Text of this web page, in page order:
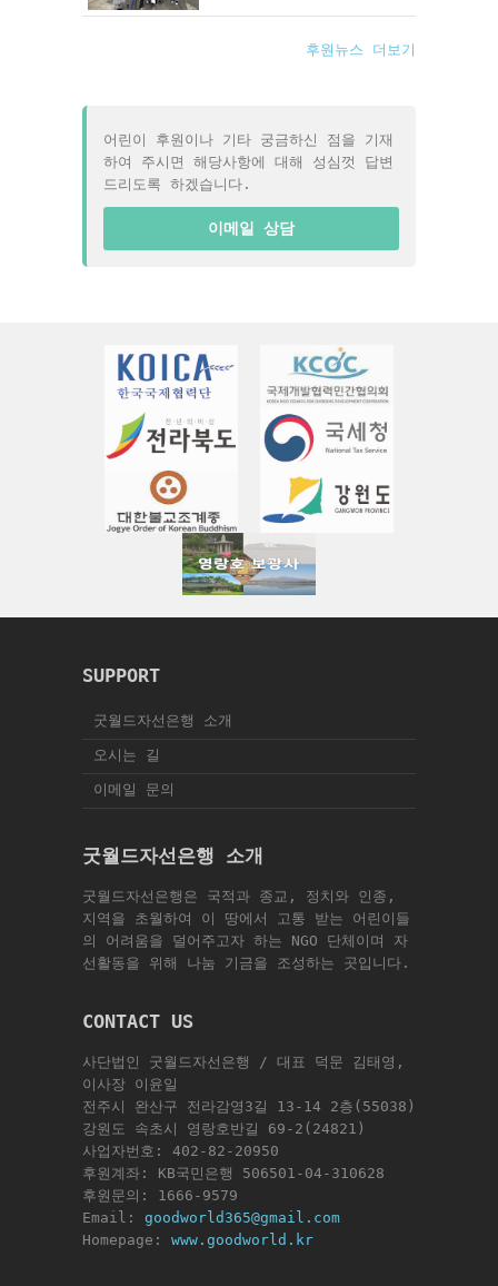
후원뉴스 더보기
어린이 후원이나 기타 궁금하신 점을 기재
하여 주시면 해당사항에 대해 성심껏 답변
드리도록 하겠습니다.
이메일 상담
SUPPORT
굿월드자선은행 소개
오시는 길
이메일 문의
굿월드자선은행 소개
굿월드자선은행은 국적과 종교, 정치와 인종,
지역을 초월하여 이 땅에서 고통 받는 어린이들
의 어려움을 덜어주고자 하는 NGO 단체이며 자
선활동을 위해 나눔 기금을 조성하는 곳입니다.
CONTACT US
사단법인 굿월드자선은행 / 대표 덕문 김태영,
이사장 이윤일
전주시 완산구 전라감영3길 13-14 2층(55038)
강원도 속초시 영랑호반길 69-2(24821)
사업자번호: 402-82-20950
후원계좌: KB국민은행 506501-04-310628
후원문의: 1666-9579
Email: goodworld365@gmail.com
Homepage: www.goodworld.kr